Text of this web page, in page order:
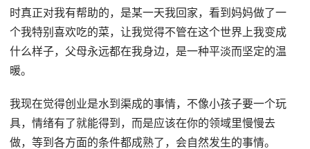
时真正对我有帮助的，是某一天我回家，看到妈妈做了一
个我特别喜欢吃的菜，让我觉得不管在这个世界上我变成
什么样子，父母永远都在我身边，是一种平淡而坚定的温
暖。
我现在觉得创业是水到渠成的事情，不像小孩子要一个玩
具，情绪有了就能得到，而是应该在你的领域里慢慢去
做，等到各方面的条件都成熟了，会自然发生的事情。